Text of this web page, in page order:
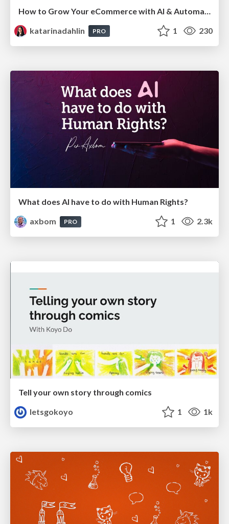
katarinadahlin
PRO 1 230
What does AI have to do with Human Rights?
axbom
PRO 1 2.3k
Tell your own story through comics
letsgokoyo
1 1k